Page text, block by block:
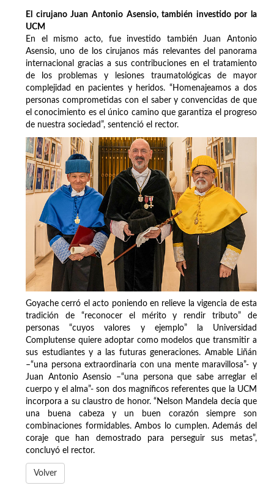
El cirujano Juan Antonio Asensio, también investido por la
UCM
En el mismo acto, fue investido también Juan Antonio
Asensio, uno de los cirujanos más relevantes del panorama
internacional gracias a sus contribuciones en el tratamiento
de los problemas y lesiones traumatológicas de mayor
complejidad en pacientes y heridos. “Homenajeamos a dos
personas comprometidas con el saber y convencidas de que
el conocimiento es el único camino que garantiza el progreso
de nuestra sociedad”, sentenció el rector.
Goyache cerró el acto poniendo en relieve la vigencia de esta
tradición de “reconocer el mérito y rendir tributo” de
personas “cuyos valores y ejemplo” la Universidad
Complutense quiere adoptar como modelos que transmitir a
sus estudiantes y a las futuras generaciones. Amable Liñán
–“una persona extraordinaria con una mente maravillosa”- y
Juan Antonio Asensio –“una persona que sabe arreglar el
cuerpo y el alma”- son dos magníficos referentes que la UCM
incorpora a su claustro de honor. “Nelson Mandela decía que
una buena cabeza y un buen corazón siempre son
combinaciones formidables. Ambos lo cumplen. Además del
coraje que han demostrado para perseguir sus metas”,
concluyó el rector.
Volver